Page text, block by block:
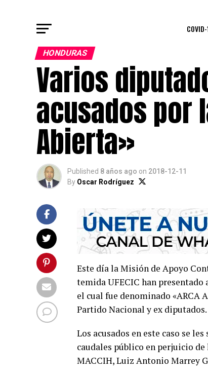
HONDURAS
Varios
acusados por
Abierta»
Published 8 años ago on 2018-12-11
By Oscar Rodríguez
Este día la Misión de Apoyo
temida UFECIC han
el cual fue denominado «ARCA
Partido Nacional y ex diputados.
Los acusados en este caso se
caudales público en perjuicio
MACCIH, Luiz Antonio Marrey